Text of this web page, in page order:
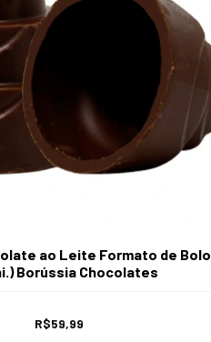
ao Leite Formato de Bolo
Borússia Chocolates
R$59,99